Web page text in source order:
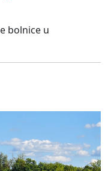
bolnice u